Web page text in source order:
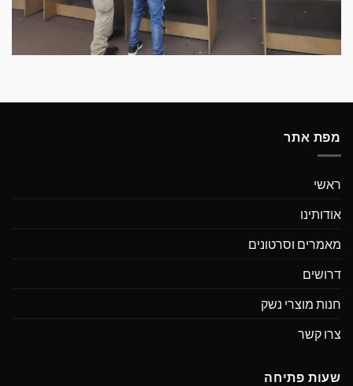
מפת אתר
ראשי
אודותינו
מאמרים וסרטונים
דרושים
חנות מוצרי נשק
צרו קשר
שעות פתיחה